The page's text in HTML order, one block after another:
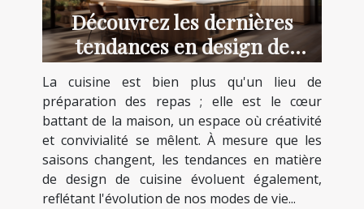
Découvrez les dernières
tendances en design de
cuisine pour 2023
La cuisine est bien plus qu'un lieu de
préparation des repas ; elle est le cœur
battant de la maison, un espace où créativité
et convivialité se mêlent. À mesure que les
saisons changent, les tendances en matière
de design de cuisine évoluent également,
reflétant l'évolution de nos modes de vie...